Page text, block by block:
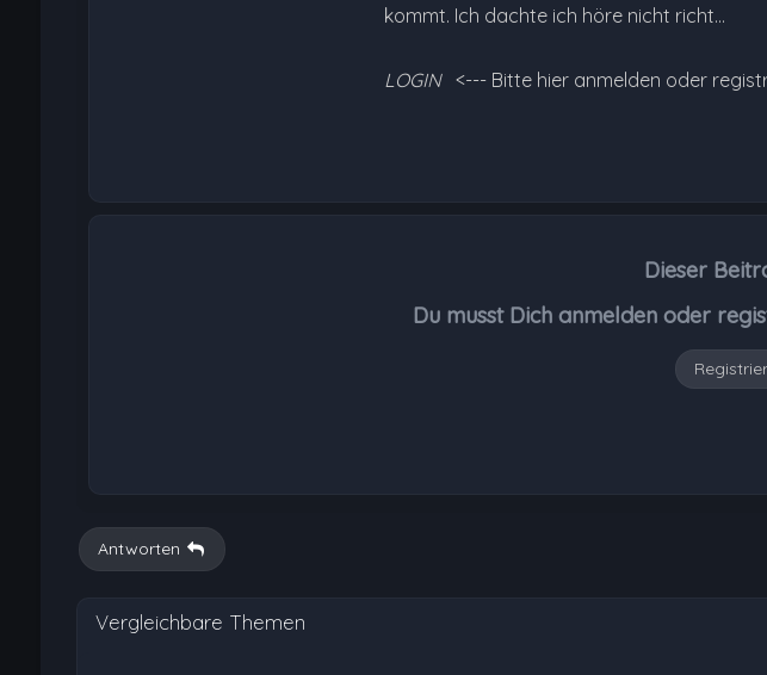
kommt. Ich dachte ich höre nicht richt…
LOGIN <--- Bitte hier anmelden oder
Dieser
Du musst Dich anmelden oder
Antworten
Vergleichbare Themen